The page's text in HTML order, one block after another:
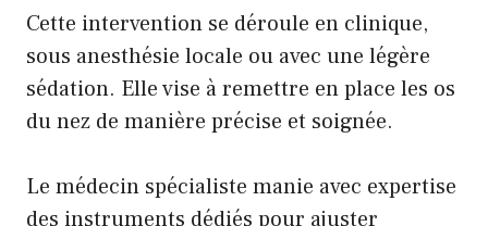
Cette intervention se déroule en clinique,
sous anesthésie locale ou avec une légère
sédation. Elle vise à remettre en place les os
du nez de manière précise et soignée.
Le médecin spécialiste manie avec expertise
des instruments dédiés pour ajuster